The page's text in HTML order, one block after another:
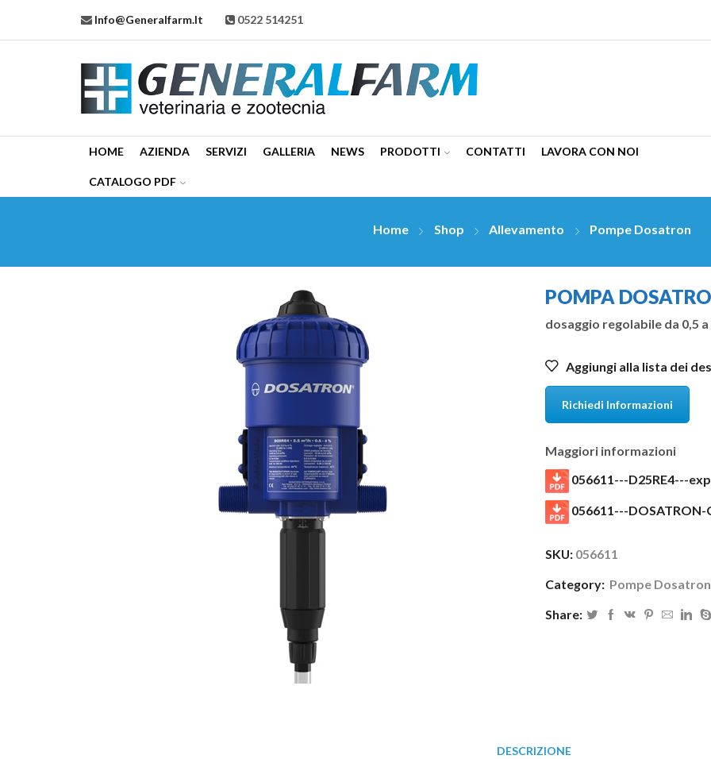
Info@generalfarm.it 0522 514251
HOME AZIENDA SERVIZI GALLERIA NEWS PRODOTTI CONTATTI LAVORA CON NOI
CATALOGO PDF
Home Shop Allevamento Pompe Dosatron
POMPA
dosaggio regolabile da 0,5 a
Aggiungi alla lista dei
Richiedi Informazioni
Maggiori informazioni
056611---D25RE4---
056611---
SKU: 056611
Category: Pompe Dosatron
Share:
DESCRIZIONE